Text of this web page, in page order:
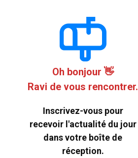
Oh bonjour 👋
Ravi de vous rencontrer.
Inscrivez-vous pour
recevoir l'actualité du jour
dans votre boîte de
réception.